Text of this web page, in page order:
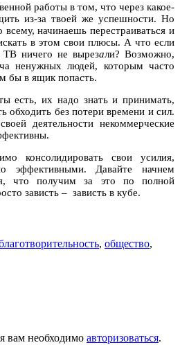
работы в том, что через какое-
из-за твоей же успешности. Но
всему, начинаешь перестраиваться и
в этом свои плюсы. А что если
ТВ ничего не вырезали? Возможно,
ненужных людей, которым часто
бы в ящик попасть.
есть, их надо знать и принимать,
обходить без потери времени и сил.
деятельности некоммерческие
консолидировать свои усилия,
эффективными. Давайте начнем
что получим за это по полной
зависть – зависть в кубе.
, общество,
вам необходимо авторизоваться.